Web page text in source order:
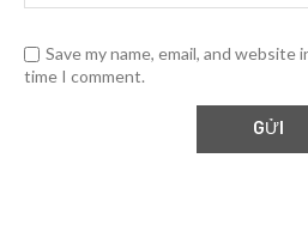
Save my name, email, and
time I comment.